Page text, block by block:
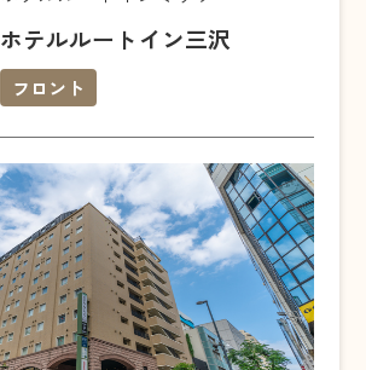
ホテルルートイン三沢
フロント